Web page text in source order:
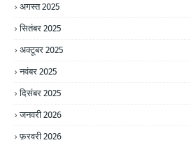
अगस्त 2025
सितंबर 2025
अक्टूबर 2025
नवंबर 2025
दिसंबर 2025
जनवरी 2026
फ़रवरी 2026